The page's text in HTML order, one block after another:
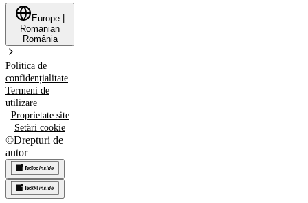
Europe
Romanian
România
Politica de
confidențialitate
Termeni de
utilizare
Proprietate site
Setări cookie
©Drepturi de
autor